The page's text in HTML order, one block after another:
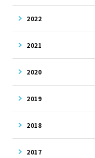
2022
2021
2020
2019
2018
2017